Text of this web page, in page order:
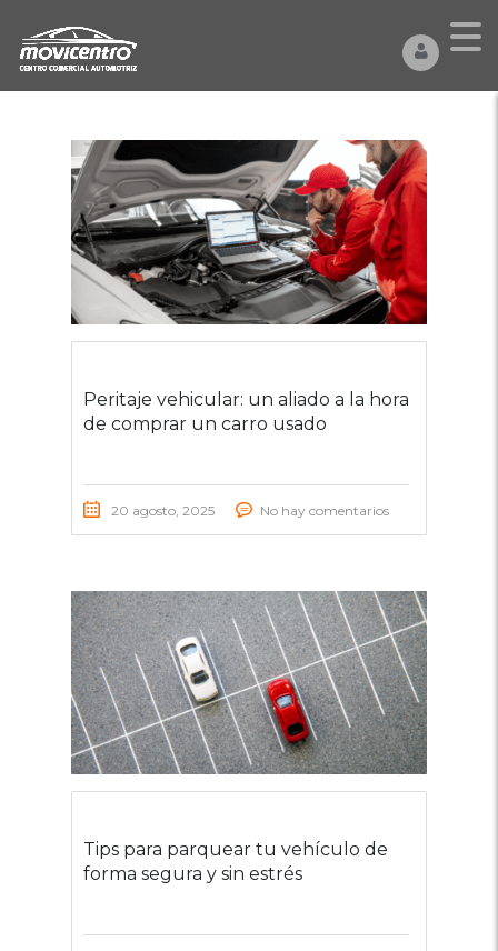
Peritaje vehicular: un aliado a la hora
de comprar un carro usado
20 agosto, 2025 No hay comentarios
Tips para parquear tu vehículo de
forma segura y sin estrés